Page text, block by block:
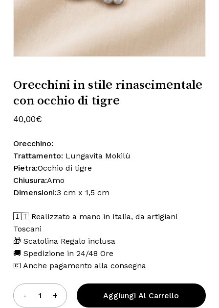
0,00
Visualizza Carrello Pagamento
Orecchini in stile rinascimentale
con occhio di tigre
40,00€
Orecchino:
Trattamento: Lungavita Mokilù
Pietra:Occhio di tigre
Chiusura:Amo
Dimensioni:3 cm x 1,5 cm
🇮🇹 Realizzato a mano in Italia, da artigiani
Toscani
🎁 Scatolina Regalo inclusa
🚚 Spedizione in 24/48 Ore
💶 Anche pagamento alla consegna
Aggiungi Al Carrello
Email